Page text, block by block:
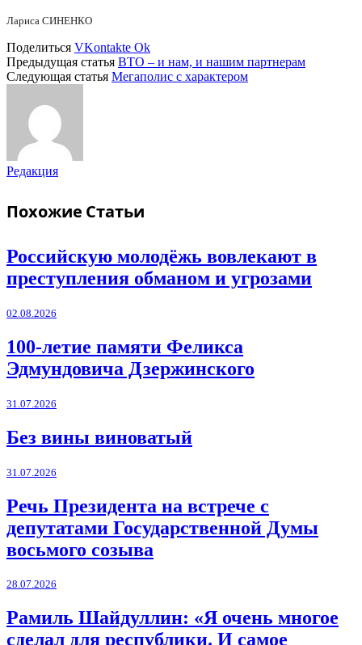
Лариса СИНЕНКО
Поделиться VKontakte Ok
Предыдущая статья ВТО – и нам, и нашим партнерам
Следующая статья Мегаполис с характером
Редакция
Похожие Статьи
Российскую молодёжь вовлекают в
преступления обманом и угрозами
02.08.2026
100-летие памяти Феликса
Эдмундовича Дзержинского
31.07.2026
Без вины виноватый
31.07.2026
Речь Президента на встрече с
депутатами Государственной Думы
восьмого созыва
28.07.2026
Рамиль Шайдуллин: «Я очень многое
сделал для республики. И самое